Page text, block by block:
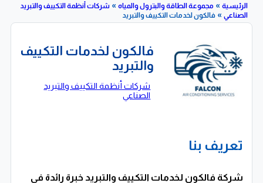
»
مجموعة الطاقة والبترول والمياه
»
شركات أنظمة التكييف والتبريد
»
فالكون لخدمات التكييف
والتبريد
تعريف بنا
شركة فالكون لخدمات التكييف والتبريد خبرة رائدة في